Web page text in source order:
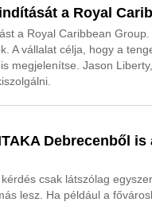
a Royal
a Royal Caribbean
A vállalat célja, hogy a
megjelenítse. Jason
Debrecenből is
csak látszólag
lesz. Ha például a